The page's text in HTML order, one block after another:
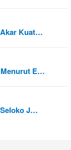
Kuat…
Menurut E…
J…